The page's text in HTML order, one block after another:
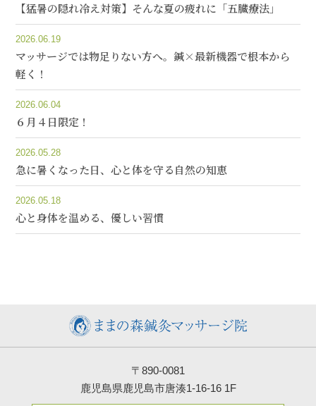
【猛暑の隠れ冷え対策】そんな夏の疲れに「五臓療法」
2026.06.19
マッサージでは物足りない方へ。鍼×最新機器で根本から
軽く！
2026.06.04
６月４日限定！
2026.05.28
急に暑くなった日、心と体を守る自然の知恵
2026.05.18
心と身体を温める、優しい習慣
〒890-0081
鹿児島県鹿児島市唐湊1-16-16 1F